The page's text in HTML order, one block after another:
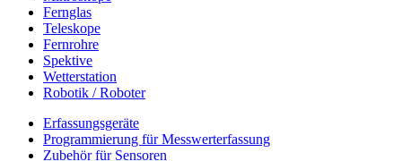
Fernglas
Teleskope
Fernrohre
Spektive
Wetterstation
Robotik / Roboter
Erfassungsgeräte
Programmierung für Messwerterfassung
Zubehör für Sensoren